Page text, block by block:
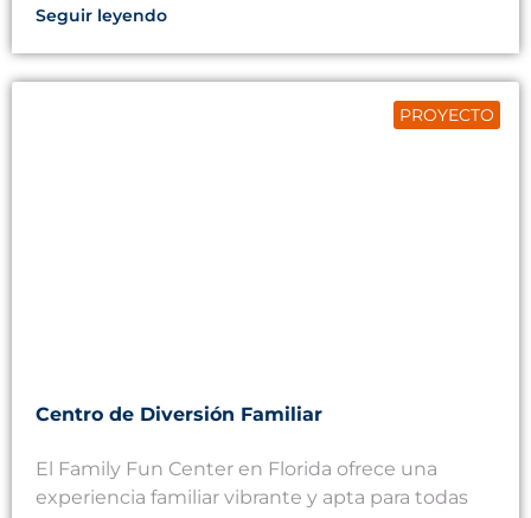
Seguir leyendo
Centro de Diversión Familiar
El Family Fun Center en Florida ofrece una
experiencia familiar vibrante y apta para todas
PROYECTO